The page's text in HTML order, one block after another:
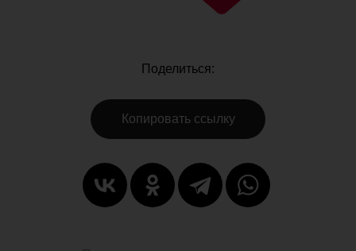
Поделиться:
Копировать ссылку
Успейте зафиксировать скидку
на обучение Подробнее